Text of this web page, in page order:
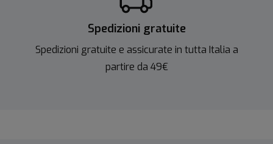
Spedizioni gratuite
Spedizioni gratuite e assicurate in tutta Italia a
partire da 49€